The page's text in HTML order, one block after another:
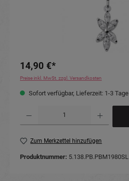
14,90 €*
Preise inkl. MwSt. zzgl. Versandkosten
Sofort verfügbar, Lieferzeit: 1-3 Tage
Zum Merkzettel hinzufügen
Produktnummer: 5.138.PB.PBM1980SL